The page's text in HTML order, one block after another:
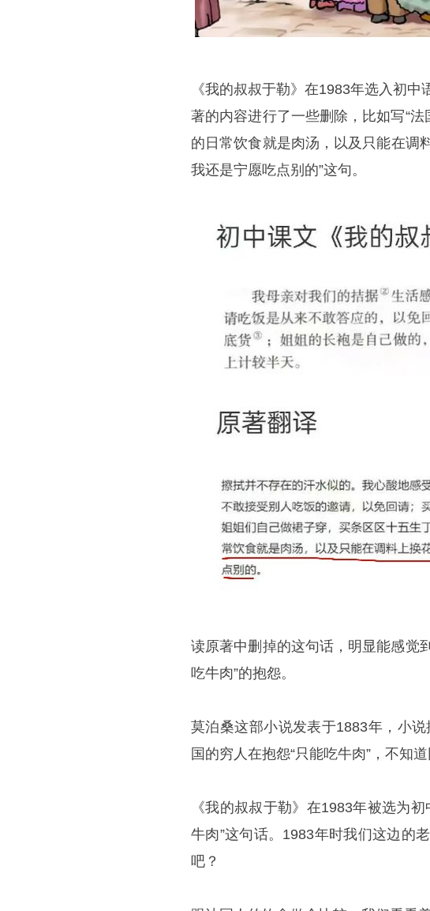
《我的叔叔于勒》在1983年选入初
著的内容进行了一些删除，比如写“
的日常饮食就是肉汤，以及只能在调
我还是宁愿吃点别的”这句。
读原著中删掉的这句话，明显能感觉
吃牛肉”的抱怨。
莫泊桑这部小说发表于1883年，小
国的穷人在抱怨“只能吃牛肉”，不知
《我的叔叔于勒》在1983年被选为
牛肉”这句话。1983年时我们这边的
吧？